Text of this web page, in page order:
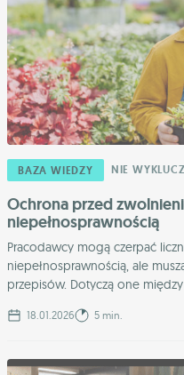
BAZA WIEDZY NIE
Ochrona przed
niepełnosprawnością
Pracodawcy mogą czerpać
niepełnosprawnością, ale
przepisów. Dotyczą one między
18.01.2026 5 min.